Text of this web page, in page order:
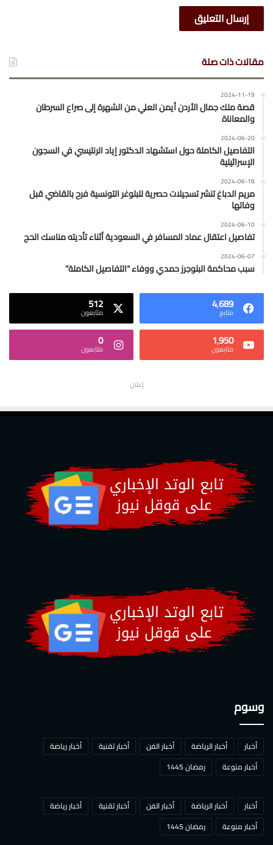
مقالات ذات صلة
2024-11-19
قصة ملك جمال الأردن أيمن العلي من الشهرة إلى صراع السرطان
والمعاناة
2024-06-20
التفاصيل الكاملة حول استشهاد الدكتور إياد الرنتيسي في السجون
الإسرائيلية
2024-06-18
مريم الدباغ تنشر تسجيلات حصرية للبلوغر التونسية فرح بالقاضي قبل
وفاتها
2024-06-10
تفاصيل اعتقال عماد المسافر في السعودية أثناء تأديته مناسك الحج
2024-06-07
سبب محاكمة البلوجرز حمدي ووفاء “التفاصيل الكاملة”
4٬689
متابع 512
متابعون
1٬950
متابعون 0
متابعون
إعلان
وسوم
أخبار أخبار الرياضة أخبار الفن أخبار تقنية
أخبار رياضة
أخبار منوعة
رمضان 1445
أخبار أخبار الرياضة أخبار الفن أخبار تقنية
أخبار رياضة
أخبار منوعة
رمضان 1445